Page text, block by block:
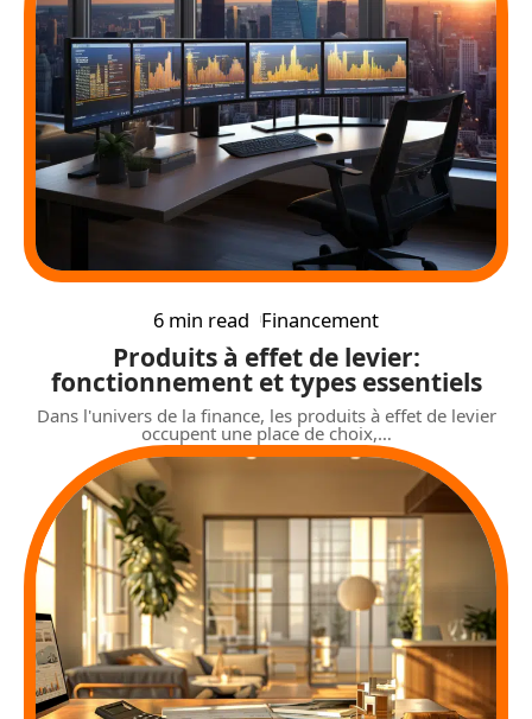
6 min read Financement
Produits à effet de levier:
fonctionnement et types essentiels
Dans l'univers de la finance, les produits à effet de levier
occupent une place de choix,…